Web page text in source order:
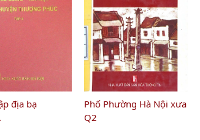
địa bạ
Phố Phường Hà Nội xưa
Q2